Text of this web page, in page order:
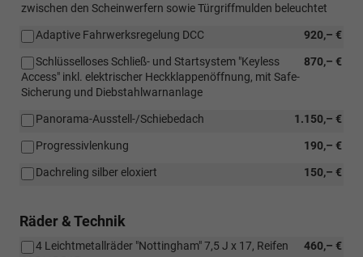
zwischen den Scheinwerfern sowie Türgriffmulden beleuchtet
920,– €
Adaptive Fahrwerksregelung DCC
870,– €
Schlüsselloses Schließ- und Startsystem "Keyless
Access" inkl. elektrischer Heckklappenöffnung, mit Safe-
Sicherung und Diebstahlwarnanlage
1.150,– €
Panorama-Ausstell-/Schiebedach
190,– €
Progressivlenkung
150,– €
Dachreling silber eloxiert
Räder & Technik
460,– €
4 Leichtmetallräder "Nottingham" 7,5 J x 17, Reifen